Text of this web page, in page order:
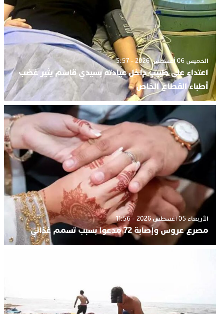
الخميس 06 أغسطس 2026 - 5:57
اعتداء على طبيب داخل عيادته بسيدي قاسم يثير غضب
أطباء القطاع الخاص
الأربعاء 05 أغسطس 2026 - 11:56
مصرع عروس وإصابة 72 مدعوا بسبب تسمم غذائي